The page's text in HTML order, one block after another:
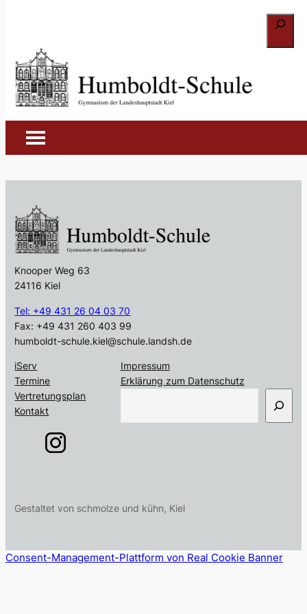
springen
Suchen
Veranstaltungen
Es wurden keine Beiträge gefunden.
Knooper Weg 63
24116 Kiel
Tel: +49 431 26 04 03 70
Fax: +49 431 260 403 99
humboldt-schule.kiel@schule.landsh.de
iServ
Termine
Vertretungsplan
Kontakt
Impressum
Erklärung zum Datenschutz
c
Gestaltet von schmolze und kühn, Kiel
Consent-Management-Plattform von Real Cookie Banner